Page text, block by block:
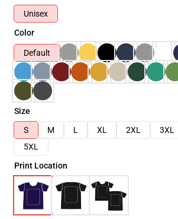
Unisex
Color
Default
Size
S
M L XL 2XL 3XL
5XL
Print Location